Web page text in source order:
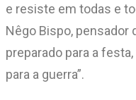
e resiste em todas e
Nêgo Bispo, pensador
preparado para a
para a guerra”.